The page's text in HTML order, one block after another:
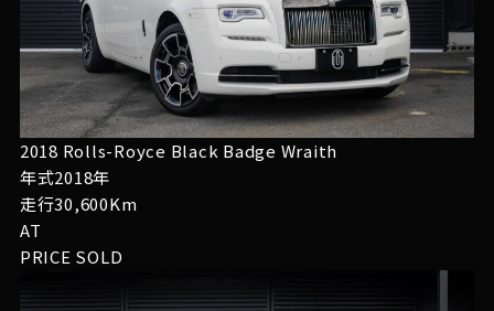
2018 Rolls-Royce Black Badge Wraith
年式2018年
走行30,600Km
AT
PRICE SOLD